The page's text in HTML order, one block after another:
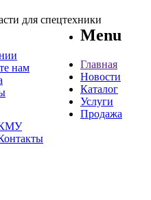
для спецтехники
нам
Menu
Главная
Новости
Каталог
Услуги
Продажа